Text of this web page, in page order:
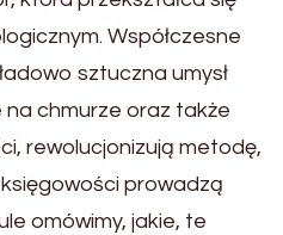
Współczesne
sztuczna umysł
chmurze oraz także
rewolucjonizują metodę,
prowadzą
omówimy, jakie, te